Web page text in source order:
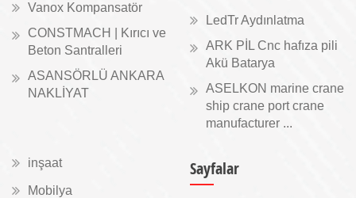
Vanox Kompansatör
CONSTMACH | Kırıcı ve
Beton Santralleri
ASANSÖRLÜ ANKARA
NAKLİYAT
LedTr Aydınlatma
ARK PİL Cnc hafıza pili
Akü Batarya
ASELKON marine crane
ship crane port crane
manufacturer ...
inşaat
Mobilya
Sayfalar